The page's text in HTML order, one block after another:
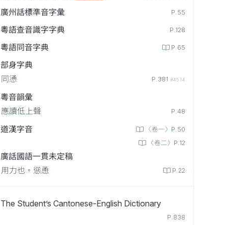
廣州話標準音字彙 P.55
粵語查音識字字典 P.128
粵語同音字典 P.65
部身字典
同慂
P.381 #4514
粵音韻彙
應讀低上聲
P.48
道漢字音
〈卷一〉P.50
〈卷二〉P.12
廣話國語一貫未定稿
用力也。慫恿
P.22
The Student’s Cantonese-English Dictionary
P.838